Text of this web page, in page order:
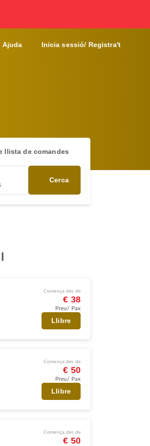
Ajuda Inicia sessió/ Registra't
llista de comandes
Cerca
Comença des de
€ 38
Preu/ Pax
Llibre
Comença des de
€ 50
Preu/ Pax
Llibre
Comença des de
€ 50